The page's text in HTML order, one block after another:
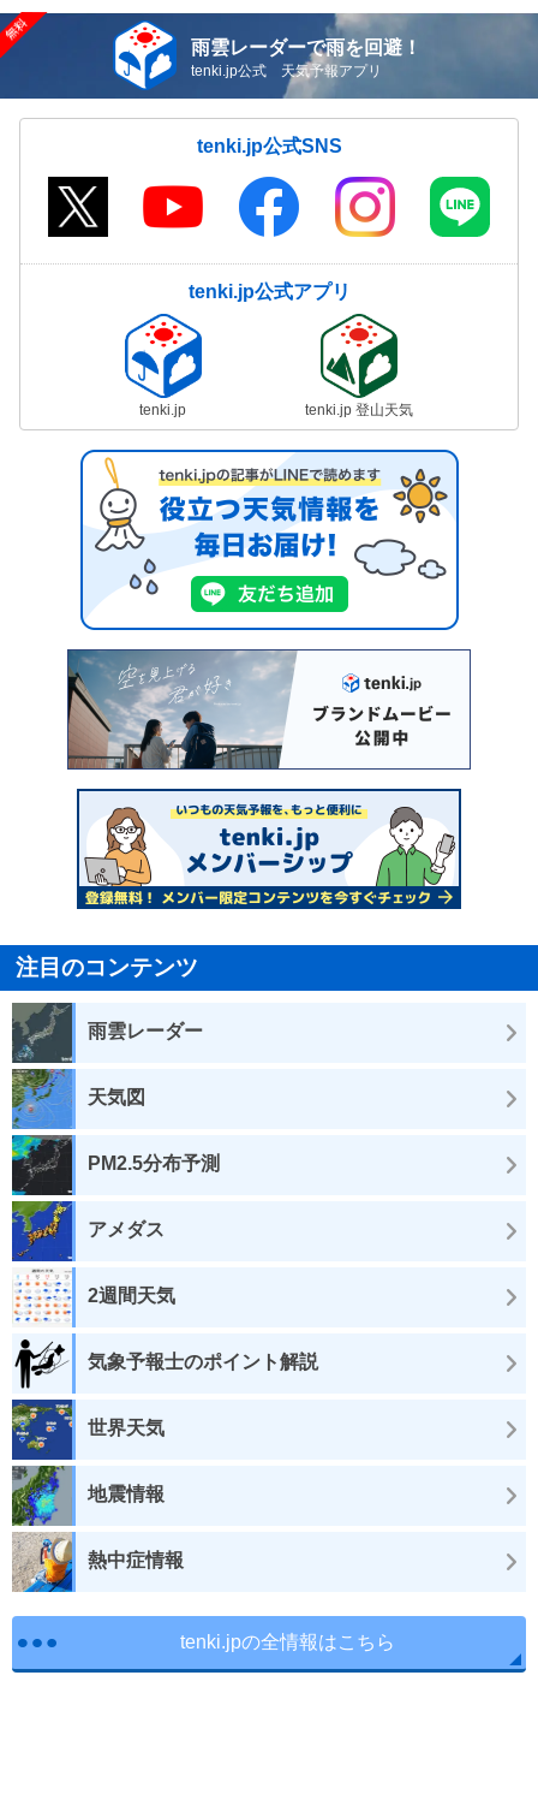
雨雲レーダーで雨を回避！
tenki.jp公式 天気予報アプリ
tenki.jp公式SNS
tenki.jp公式アプリ
tenki.jp tenki.jp 登山天気
注目のコンテンツ
雨雲レーダー
天気図
PM2.5分布予測
アメダス
2週間天気
気象予報士のポイント解説
世界天気
地震情報
熱中症情報
tenki.jpの全情報はこちら